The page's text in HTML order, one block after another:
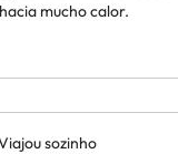
mucho calor.
sozinho